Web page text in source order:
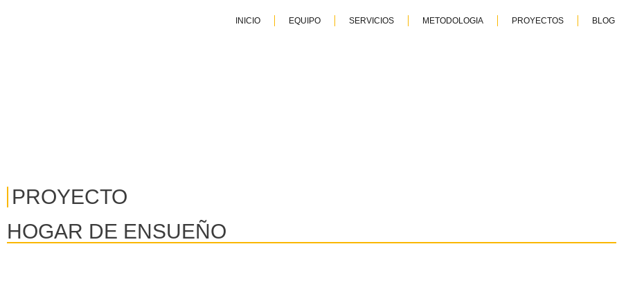
INICIO EQUIPO SERVICIOS METODOLOGIA PROYECTOS BLOG
PROYECTO
HOGAR DE ENSUEÑO